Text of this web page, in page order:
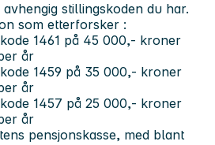
stillingskoden du har.
som etterforsker :
1461 på 45 000,- kroner
år
1459 på 35 000,- kroner
år
1457 på 25 000,- kroner
år
pensjonskasse, med blant